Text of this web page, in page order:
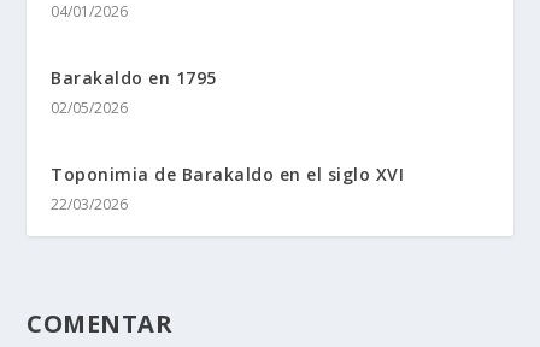
04/01/2026
Barakaldo en 1795
02/05/2026
Toponimia de Barakaldo en el siglo XVI
22/03/2026
COMENTAR